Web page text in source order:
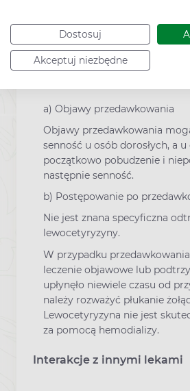
Dostosuj
Akceptuj niezbędne
obsługują maszyny, powinni
uwagę swoją reakcję na
Dodatkowe informacje
a) Objawy przedawkowania
Objawy przedawkowania
senność u osób dorosłych, a u
początkowo pobudzenie i
następnie senność.
b) Postępowanie po
Nie jest znana specyficzna
lewocetyryzyny.
W przypadku
leczenie objawowe lub
upłynęło niewiele czasu od
należy rozważyć płukanie
Lewocetyryzyna nie jest
za pomocą hemodializy.
Interakcje z innymi lekami